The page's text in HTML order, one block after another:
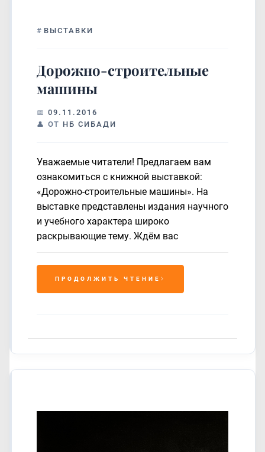
# ВЫСТАВКИ
Дорожно-строительные
машины
09.11.2016
ОТ НБ СИБАДИ
Уважаемые читатели! Предлагаем вам
ознакомиться с книжной выставкой:
«Дорожно-строительные машины». На
выставке представлены издания научного
и учебного характера широко
раскрывающие тему. Ждём вас
ПРОДОЛЖИТЬ ЧТЕНИЕ